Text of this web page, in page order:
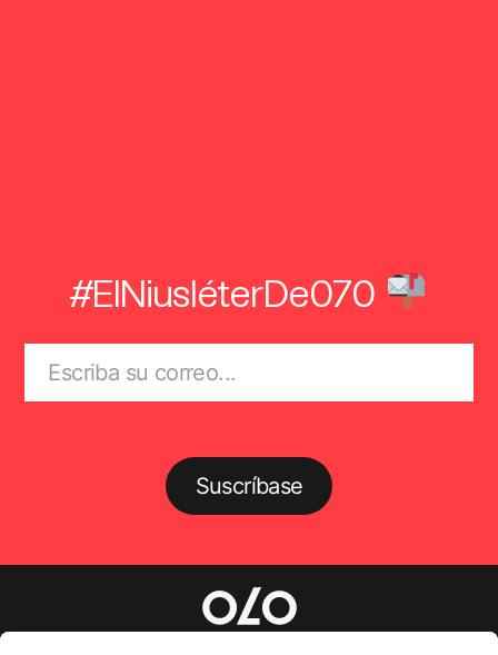
#ElNiusléterDe070
Suscríbase